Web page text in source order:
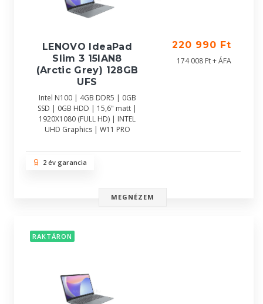
LENOVO IdeaPad
Slim 3 15IAN8
(Arctic Grey) 128GB
UFS
Intel N100 | 4GB DDR5 | 0GB
SSD | 0GB HDD | 15,6" matt |
1920X1080 (FULL HD) | INTEL
UHD Graphics | W11 PRO
220 990 Ft
174 008 Ft + ÁFA
2 év garancia
MEGNÉZEM
RAKTÁRON